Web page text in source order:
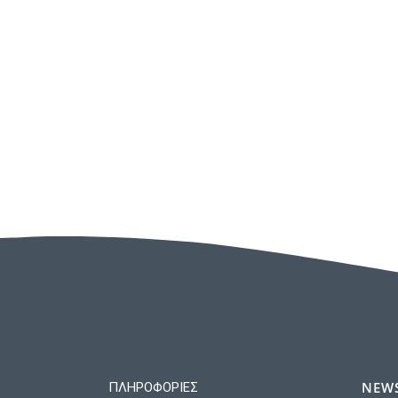
ΠΛΗΡΟΦΟΡΊΕΣ